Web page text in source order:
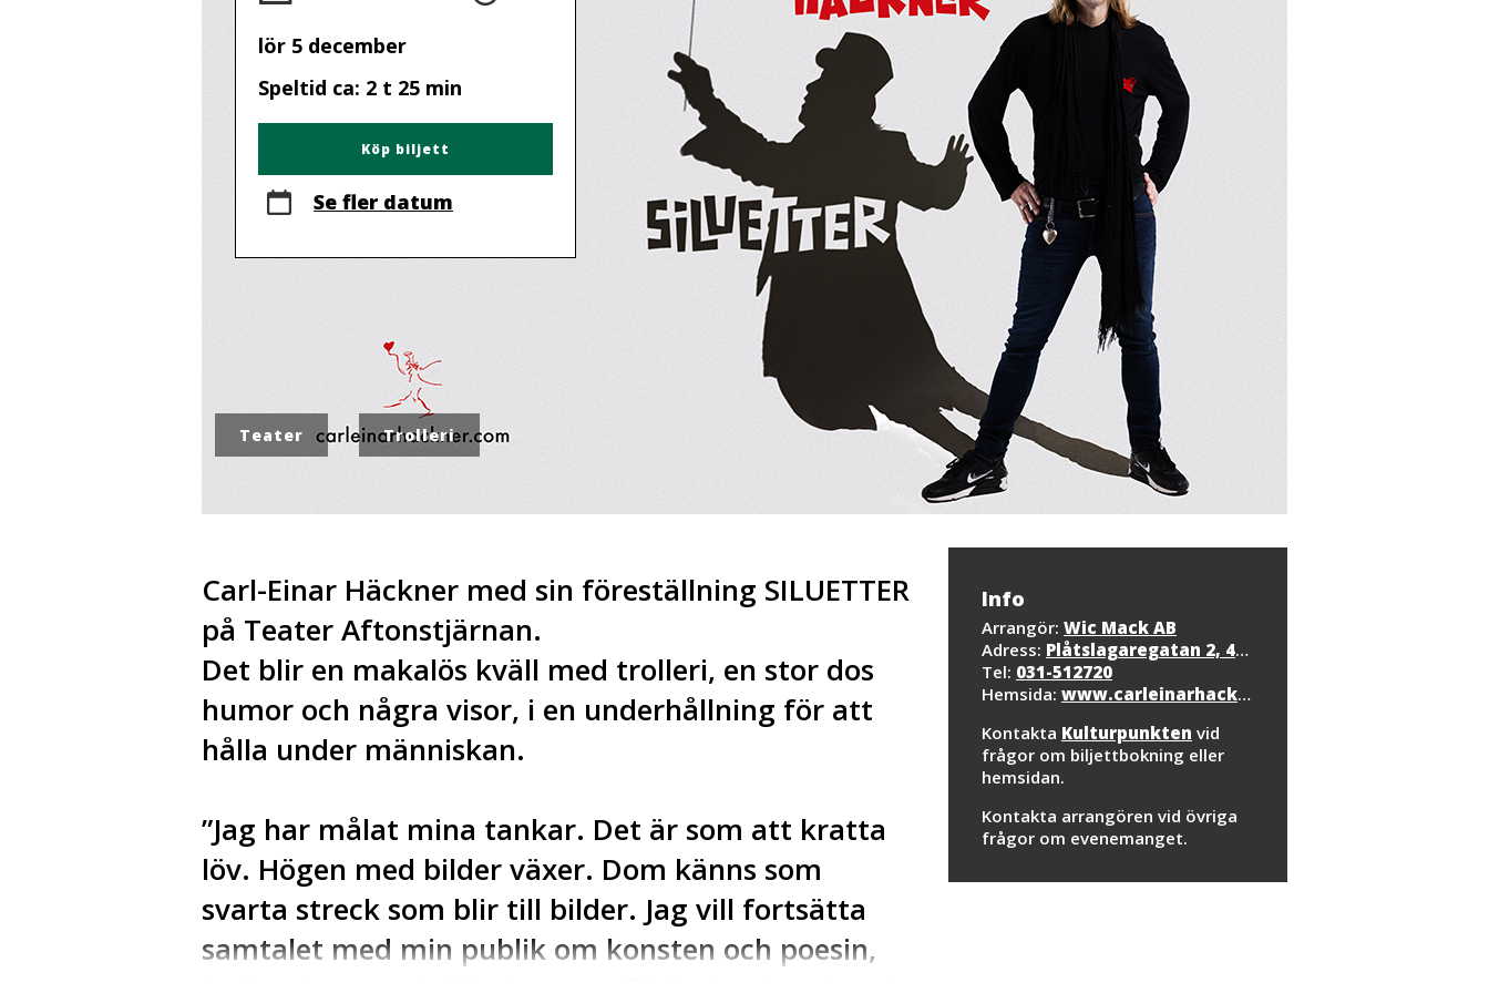
lör 5 december
Speltid ca: 2 t 25 min
Köp biljett
Se fler datum
Teater Trolleri
Info
Arrangör: Wic Mack AB
Adress: Plåtslagaregatan 2, 417 57 Göteborg
Tel: 031-512720
Hemsida: www.carleinarhackner.com
Kontakta Kulturpunkten vid
frågor om biljettbokning eller
hemsidan.
Kontakta arrangören vid övriga
frågor om evenemanget.
Carl-Einar Häckner med sin föreställning SILUETTER
på Teater Aftonstjärnan.
Det blir en makalös kväll med trolleri, en stor dos
humor och några visor, i en underhållning för att
hålla under människan.
”Jag har målat mina tankar. Det är som att kratta
löv. Högen med bilder växer. Dom känns som
svarta streck som blir till bilder. Jag vill fortsätta
samtalet med min publik om konsten och poesin,